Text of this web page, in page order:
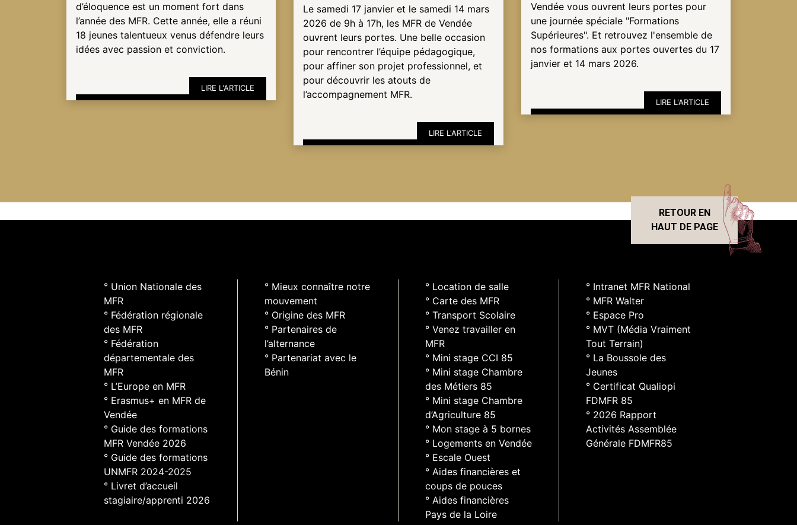
d’éloquence est un moment fort dans
l’année des MFR. Cette année, elle a réuni
18 jeunes talentueux venus défendre leurs
idées avec passion et conviction.
LIRE L'ARTICLE
Le samedi 17 janvier et le samedi 14 mars
2026 de 9h à 17h, les MFR de Vendée
ouvrent leurs portes. Une belle occasion
pour rencontrer l’équipe pédagogique,
pour affiner son projet professionnel, et
pour découvrir les atouts de
l’accompagnement MFR.
LIRE L'ARTICLE
Vendée vous ouvrent leurs portes pour
une journée spéciale "Formations
Supérieures". Et retrouvez l'ensemble de
nos formations aux portes ouvertes du 17
janvier et 14 mars 2026.
LIRE L'ARTICLE
RETOUR EN
HAUT DE PAGE
° Union Nationale des
MFR
° Fédération régionale
des MFR
° Fédération
départementale des
MFR
° L’Europe en MFR
° Erasmus+ en MFR de
Vendée
° Guide des formations
MFR Vendée 2026
° Guide des formations
UNMFR 2024-2025
° Livret d’accueil
stagiaire/apprenti 2026
° Mieux connaître notre
mouvement
° Origine des MFR
° Partenaires de
l’alternance
° Partenariat avec le
Bénin
° Location de salle
° Carte des MFR
° Transport Scolaire
° Venez travailler en
MFR
° Mini stage CCI 85
° Mini stage Chambre
des Métiers 85
° Mini stage Chambre
d’Agriculture 85
° Mon stage à 5 bornes
° Logements en Vendée
° Escale Ouest
° Aides financières et
coups de pouces
° Aides financières
Pays de la Loire
° Intranet MFR National
° MFR Walter
° Espace Pro
° MVT (Média Vraiment
Tout Terrain)
° La Boussole des
Jeunes
° Certificat Qualiopi
FDMFR 85
° 2026 Rapport
Activités Assemblée
Générale FDMFR85